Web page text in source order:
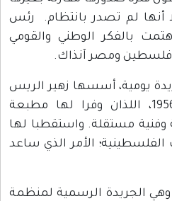
أنها لم تصدر بانتظام. رئس
بالفكر الوطني والقومي
فلسطين ومصر آنذاك.
يومية، أسسها زهير الريس
ومحمد آل رضوان عام 1956، اللذان وفرا لها مطبعة
وفنية مستقلة. واستقطبا لها
الفلسطينية؛ الأمر الذي ساعد
وهي الجريدة الرسمية لمنظمة